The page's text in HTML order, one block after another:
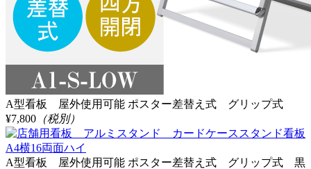
A型看板 屋外使用可能 ポスター差替え式 グリップ式
¥7,800 （税別）
A型看板 屋外使用可能 ポスター差替え式 グリップ式 黒